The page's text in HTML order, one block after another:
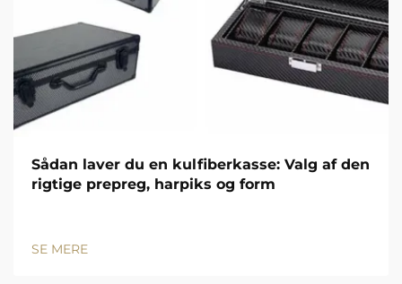
Sådan laver du en kulfiberkasse: Valg af den
rigtige prepreg, harpiks og form
SE MERE